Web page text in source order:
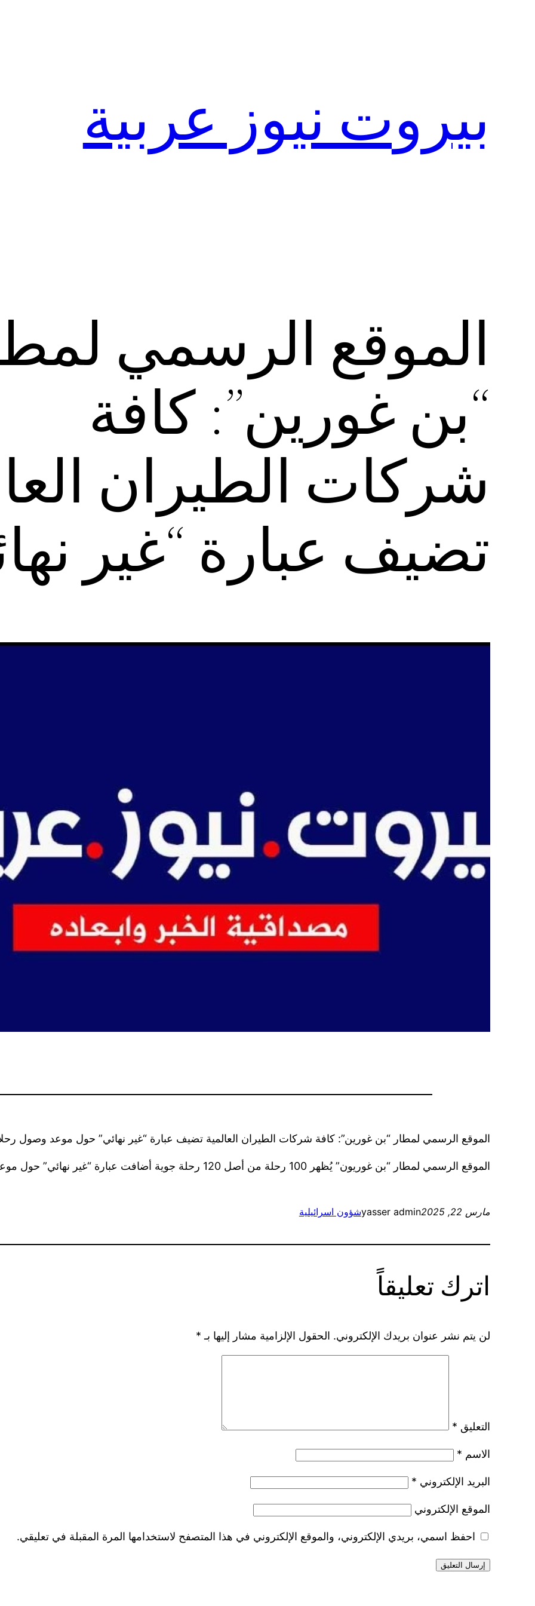
بيروت نيوز عربية
الموقع الرسمي
“بن غورين”: كافة
شركات الطيران
تضيف عبارة “غير
الموقع الرسمي لمطار “بن غورين”: كافة شركات الطيران العالمية تضيف عبارة “غير نهائي” حول موعد وصول
الموقع الرسمي لمطار “بن غوريون” يُظهر 100 رحلة من أصل 120 رحلة جوية أضافت عبارة “غير نهائي” حول موعد وصولها في الساعات القادمة
مارس 22, 2025 yasser adminشؤون اسرائيلية
اترك تعليقاً
لن يتم نشر عنوان بريدك الإلكتروني. الحقول الإلزامية مشار إليها بـ *
التعليق *
الاسم *
البريد الإلكتروني *
الموقع الإلكتروني
احفظ اسمي، بريدي الإلكتروني، والموقع الإلكتروني في هذا المتصفح لاستخدامها المرة المقبلة في تعليقي.